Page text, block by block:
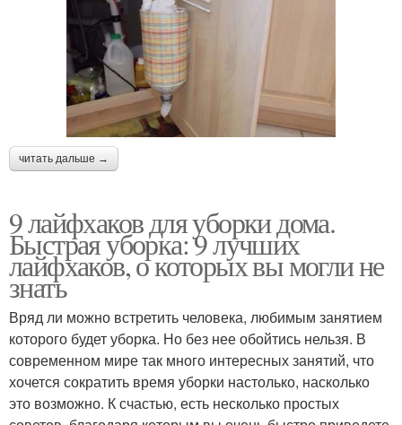
читать дальше →
9 лайфхаков для уборки дома.
Быстрая уборка: 9 лучших
лайфхаков, о которых вы могли не
знать
Вряд ли можно встретить человека, любимым занятием
которого будет уборка. Но без нее обойтись нельзя. В
современном мире так много интересных занятий, что
хочется сократить время уборки настолько, насколько
это возможно. К счастью, есть несколько простых